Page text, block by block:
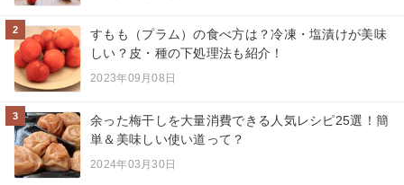
2
すもも（プラム）の食べ方は？冷凍・塩漬けが美味
しい？皮・種の下処理法も紹介！
2023年09月08日
3
余った梅干しを大量消費できる人気レシピ25選！簡
単＆美味しい使い道って？
2024年03月30日